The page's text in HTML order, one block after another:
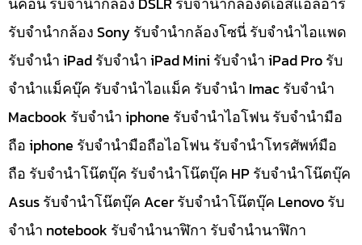
รับจำนำกล้อง Sony รับจำนำกล้องโซนี่ รับจำนำไอแพด
รับจำนำ iPad รับจำนำ iPad Mini รับจำนำ iPad Pro รับ
จำนำแม็คบุ๊ค รับจำนำไอแม็ค รับจำนำ Imac รับจำนำ
Macbook รับจำนำ iphone รับจำนำไอโฟน รับจำนำมือ
ถือ iphone รับจำนำมือถือไอโฟน รับจำนำโทรศัพท์มือ
ถือ รับจำนำโน๊ตบุ๊ค รับจำนำโน๊ตบุ๊ค HP รับจำนำโน๊ตบุ๊ค
Asus รับจำนำโน๊ตบุ๊ค Acer รับจำนำโน๊ตบุ๊ค Lenovo รับ
จำนำ notebook รับจำนำนาฬิกา รับจำนำนาฬิกา